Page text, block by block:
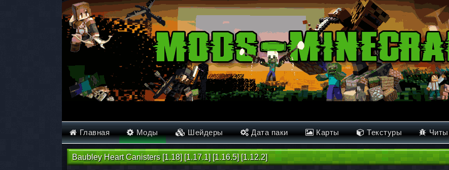
Главная Моды Шейдеры Дата паки Карты Текстуры Читы
Baubley Heart Canisters [1.18] [1.17.1] [1.16.5] [1.12.2]